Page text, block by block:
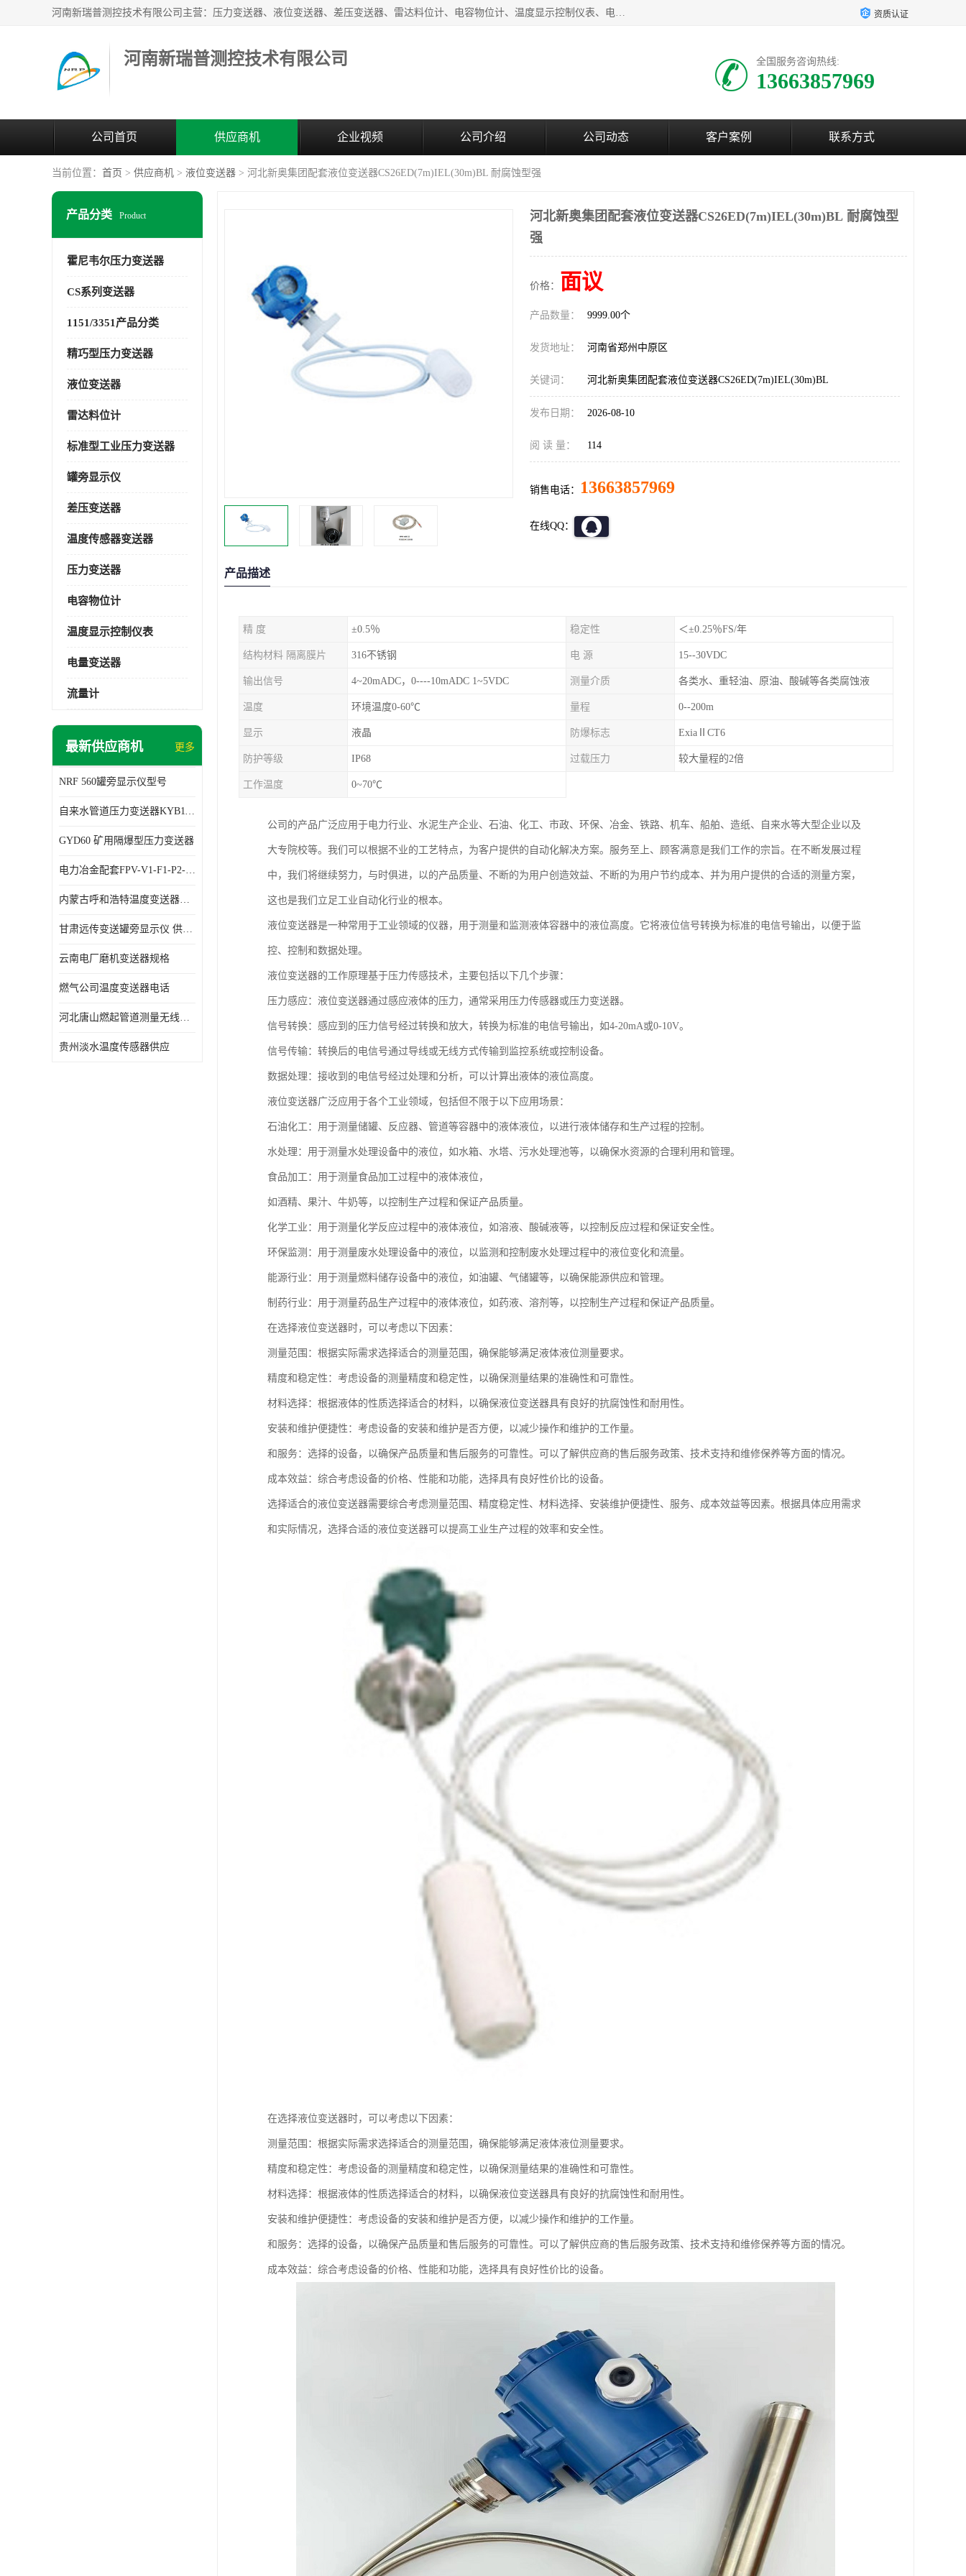
河南新瑞普测控技术有限公司主营：压力变送器、液位变送器、差压变送器、雷达料位计、电容物位计、温度显示控制仪表、电量变送器、流量计、工业自动化系统成套设备。 资质认证
河南新瑞普测控技术有限公司 全国服务咨询热线:
13663857969
公司首页 供应商机 企业视频 公司介绍 公司动态 客户案例 联系方式
当前位置： 首页 > 供应商机 > 液位变送器 > 河北新奥集团配套液位变送器CS26ED(7m)IEL(30m)BL 耐腐蚀型强
产品分类 Product
霍尼韦尔压力变送器
CS系列变送器
1151/3351产品分类
精巧型压力变送器
液位变送器
雷达料位计
标准型工业压力变送器
罐旁显示仪
差压变送器
温度传感器变送器
压力变送器
电容物位计
温度显示控制仪表
电量变送器
流量计
最新供应商机 更多
NRF 560罐旁显示仪型号
自来水管道压力变送器KYB11G03M2型号 使用方便
GYD60 矿用隔爆型压力变送器
电力冶金配套FPV-V1-F1-P2-03电压变送器
内蒙古呼和浩特温度变送器配套罐旁显示仪供应 性能稳定
甘肃远传变送罐旁显示仪 供应及时
云南电厂磨机变送器规格
燃气公司温度变送器电话
河北唐山燃起管道测量无线压力变送器型号 性能稳定
贵州淡水温度传感器供应
河北新奥集团配套液位变送器CS26ED(7m)IEL(30m)BL 耐腐蚀型
强
价格： 面议
产品数量： 9999.00个
发货地址： 河南省郑州中原区
关键词： 河北新奥集团配套液位变送器CS26ED(7m)IEL(30m)BL
发布日期： 2026-08-10
阅 读 量： 114
销售电话： 13663857969
在线QQ：
产品描述
精 度 ±0.5％ 稳定性 ＜±0.25％FS/年
结构材料 隔离膜片 316不锈钢 电 源 15--30VDC
输出信号 4~20mADC，0----10mADC 1~5VDC 测量介质 各类水、重轻油、原油、酸碱等各类腐蚀液
温度 环境温度0-60℃ 量程 0--200m
显示 液晶 防爆标志 ExiaⅡCT6
防护等级 IP68 过载压力 较大量程的2倍
工作温度 0~70℃
公司的产品广泛应用于电力行业、水泥生产企业、石油、化工、市政、环保、冶金、铁路、机车、船舶、造纸、自来水等大型企业以及
大专院校等。我们可以根据不业的工艺特点，为客户提供的自动化解决方案。服务至上、顾客满意是我们工作的宗旨。在不断发展过程
中，我们将继续努力，与时俱进，以的产品质量、不断的为用户创造效益、不断的为用户节约成本、并为用户提供的合适的测量方案，
这也是我们立足工业自动化行业的根本。
液位变送器是一种常用于工业领域的仪器，用于测量和监测液体容器中的液位高度。它将液位信号转换为标准的电信号输出，以便于监
控、控制和数据处理。
液位变送器的工作原理基于压力传感技术，主要包括以下几个步骤：
压力感应：液位变送器通过感应液体的压力，通常采用压力传感器或压力变送器。
信号转换：感应到的压力信号经过转换和放大，转换为标准的电信号输出，如4-20mA或0-10V。
信号传输：转换后的电信号通过导线或无线方式传输到监控系统或控制设备。
数据处理：接收到的电信号经过处理和分析，可以计算出液体的液位高度。
液位变送器广泛应用于各个工业领域，包括但不限于以下应用场景：
石油化工：用于测量储罐、反应器、管道等容器中的液体液位，以进行液体储存和生产过程的控制。
水处理：用于测量水处理设备中的液位，如水箱、水塔、污水处理池等，以确保水资源的合理利用和管理。
食品加工：用于测量食品加工过程中的液体液位，
如酒精、果汁、牛奶等，以控制生产过程和保证产品质量。
化学工业：用于测量化学反应过程中的液体液位，如溶液、酸碱液等，以控制反应过程和保证安全性。
环保监测：用于测量废水处理设备中的液位，以监测和控制废水处理过程中的液位变化和流量。
能源行业：用于测量燃料储存设备中的液位，如油罐、气储罐等，以确保能源供应和管理。
制药行业：用于测量药品生产过程中的液体液位，如药液、溶剂等，以控制生产过程和保证产品质量。
在选择液位变送器时，可以考虑以下因素：
测量范围：根据实际需求选择适合的测量范围，确保能够满足液体液位测量要求。
精度和稳定性：考虑设备的测量精度和稳定性，以确保测量结果的准确性和可靠性。
材料选择：根据液体的性质选择适合的材料，以确保液位变送器具有良好的抗腐蚀性和耐用性。
安装和维护便捷性：考虑设备的安装和维护是否方便，以减少操作和维护的工作量。
和服务：选择的设备，以确保产品质量和售后服务的可靠性。可以了解供应商的售后服务政策、技术支持和维修保养等方面的情况。
成本效益：综合考虑设备的价格、性能和功能，选择具有良好性价比的设备。
选择适合的液位变送器需要综合考虑测量范围、精度稳定性、材料选择、安装维护便捷性、服务、成本效益等因素。根据具体应用需求
和实际情况，选择合适的液位变送器可以提高工业生产过程的效率和安全性。
在选择液位变送器时，可以考虑以下因素：
测量范围：根据实际需求选择适合的测量范围，确保能够满足液体液位测量要求。
精度和稳定性：考虑设备的测量精度和稳定性，以确保测量结果的准确性和可靠性。
材料选择：根据液体的性质选择适合的材料，以确保液位变送器具有良好的抗腐蚀性和耐用性。
安装和维护便捷性：考虑设备的安装和维护是否方便，以减少操作和维护的工作量。
和服务：选择的设备，以确保产品质量和售后服务的可靠性。可以了解供应商的售后服务政策、技术支持和维修保养等方面的情况。
成本效益：综合考虑设备的价格、性能和功能，选择具有良好性价比的设备。